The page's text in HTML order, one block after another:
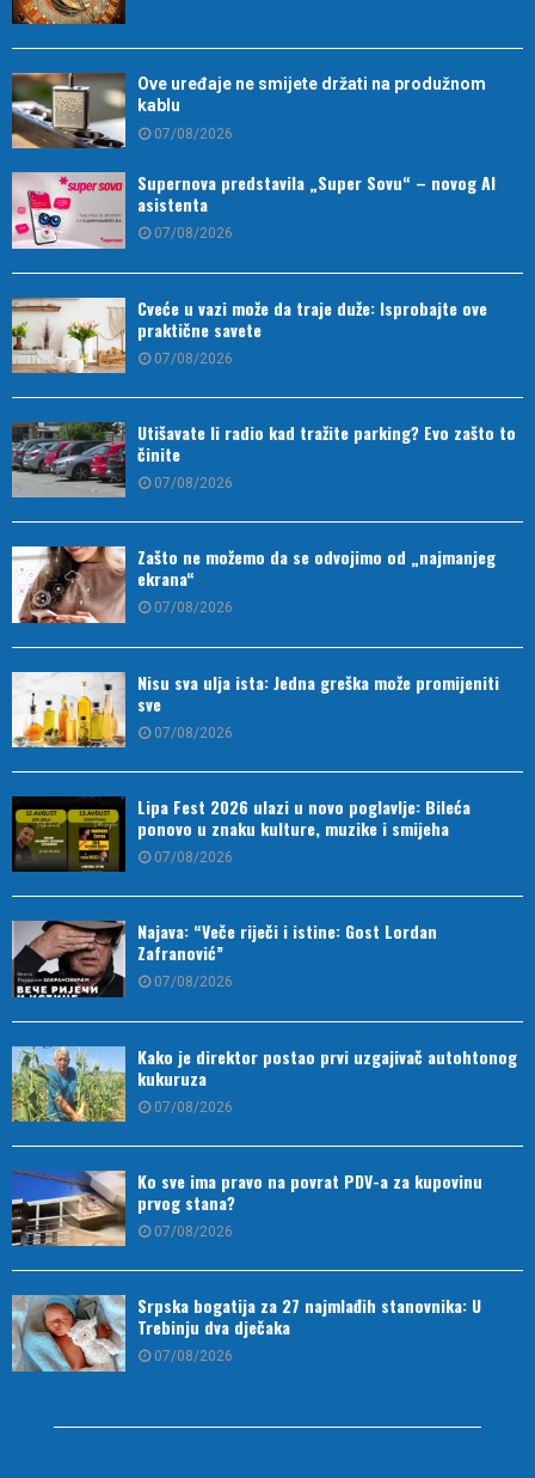
Ove uređaje ne smijete držati na produžnom
kablu
07/08/2026
Supernova predstavila „Super Sovu“ – novog AI
asistenta
07/08/2026
Cveće u vazi može da traje duže: Isprobajte ove
praktične savete
07/08/2026
Utišavate li radio kad tražite parking? Evo zašto to
činite
07/08/2026
Zašto ne možemo da se odvojimo od „najmanjeg
ekrana“
07/08/2026
Nisu sva ulja ista: Jedna greška može promijeniti
sve
07/08/2026
Lipa Fest 2026 ulazi u novo poglavlje: Bileća
ponovo u znaku kulture, muzike i smijeha
07/08/2026
Najava: “Veče riječi i istine: Gost Lordan
Zafranović”
07/08/2026
Kako je direktor postao prvi uzgajivač autohtonog
kukuruza
07/08/2026
Ko sve ima pravo na povrat PDV-a za kupovinu
prvog stana?
07/08/2026
Srpska bogatija za 27 najmlađih stanovnika: U
Trebinju dva dječaka
07/08/2026